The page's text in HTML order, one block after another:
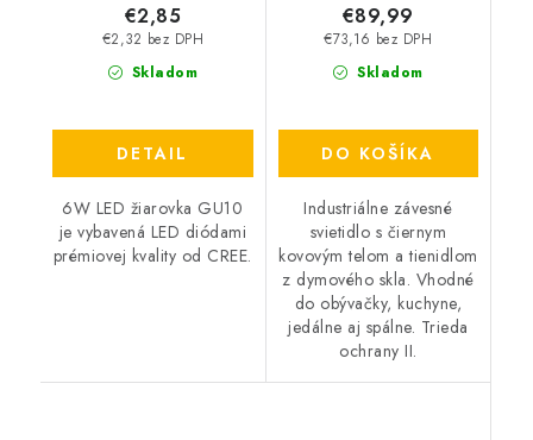
Skladom
€2,32 bez DPH
€2,85
DETAIL
6W LED žiarovka GU10
je vybavená LED diódami
prémiovej kvality od CREE.
Skladom
€73,16 bez DPH
€89,99
DO KOŠÍKA
Industriálne závesné
svietidlo s čiernym
kovovým telom a tienidlom
z dymového skla. Vhodné
do obývačky, kuchyne,
jedálne aj spálne. Trieda
ochrany II.